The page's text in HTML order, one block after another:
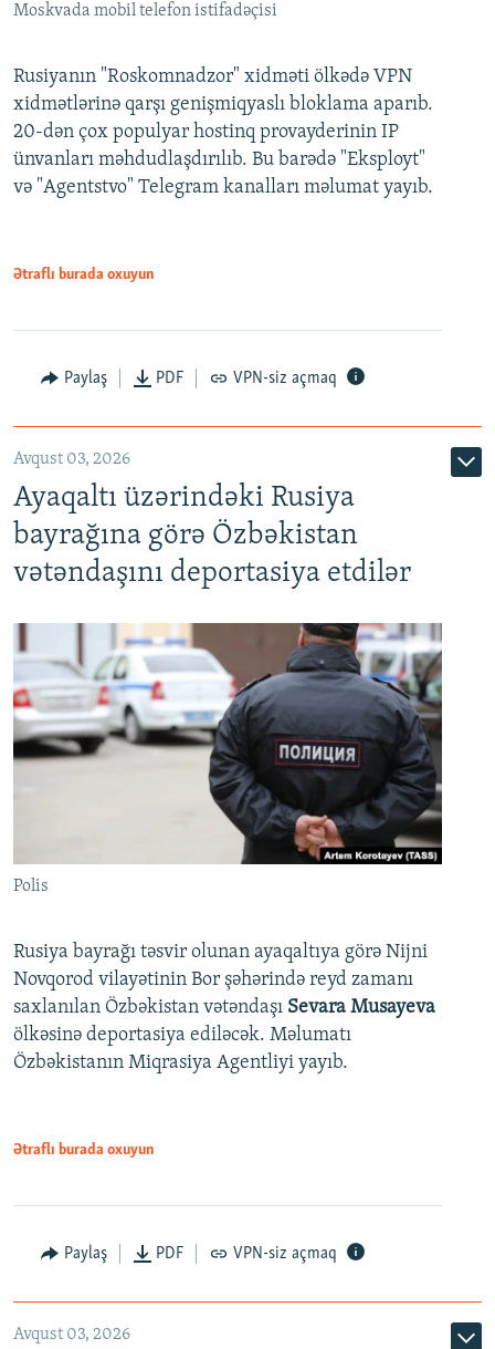
Moskvada mobil telefon istifadəçisi
Rusiyanın "Roskomnadzor" xidməti ölkədə VPN
xidmətlərinə qarşı genişmiqyaslı bloklama aparıb.
20-dən çox populyar hostinq provayderinin IP
ünvanları məhdudlaşdırılıb. Bu barədə "Eksployt"
və "Agentstvo" Telegram kanalları məlumat yayıb.
Ətraflı burada oxuyun
Paylaş PDF VPN-siz açmaq
Avqust 03, 2026
Ayaqaltı üzərindəki Rusiya
bayrağına görə Özbəkistan
vətəndaşını deportasiya etdilər
Polis
Rusiya bayrağı təsvir olunan ayaqaltıya görə Nijni
Novqorod vilayətinin Bor şəhərində reyd zamanı
saxlanılan Özbəkistan vətəndaşı Sevara Musayeva
ölkəsinə deportasiya ediləcək. Məlumatı
Özbəkistanın Miqrasiya Agentliyi yayıb.
Ətraflı burada oxuyun
Paylaş PDF VPN-siz açmaq
Avqust 03, 2026